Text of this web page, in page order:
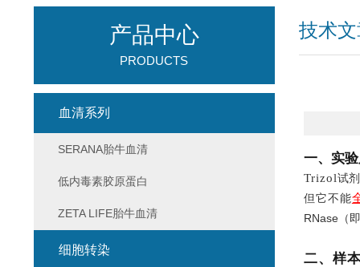
技术
一、实
Trizol试
但它不能
RNase（
二、样
产品中心
PRODUCTS
血清系列
SERANA胎牛血清
低内毒素胶原蛋白
ZETA LIFE胎牛血清
细胞转染